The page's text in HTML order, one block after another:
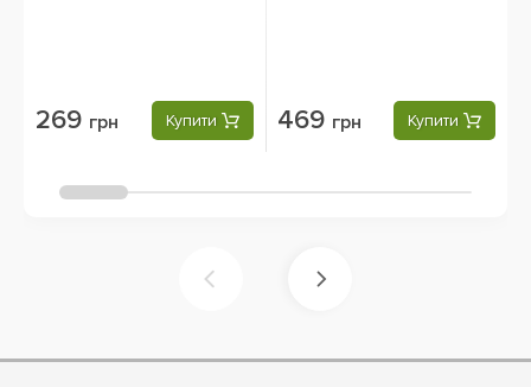
269 грн Купити 469 грн Купити